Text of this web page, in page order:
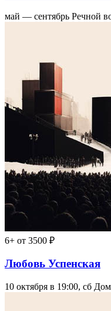
май — сентябрь Речной
6+ от 3500 ₽
Любовь Успенская
10 октября в 19:00, сб